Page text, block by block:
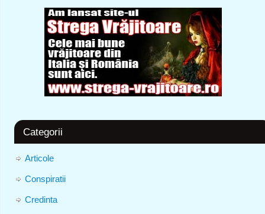
Categorii
Articole
Conspiratii
Credinta